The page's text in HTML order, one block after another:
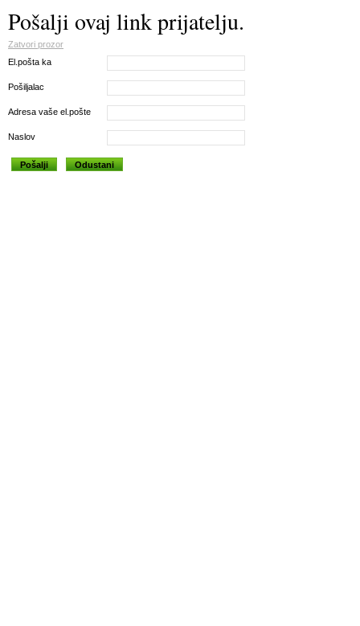
Pošalji ovaj link prijatelju.
Zatvori prozor
El.pošta ka
Pošiljalac
Adresa vaše el.pošte
Naslov
Pošalji Odustani